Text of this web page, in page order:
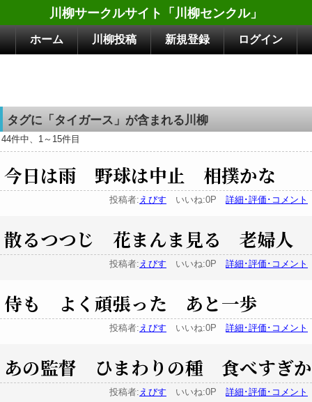
川柳サークルサイト「川柳センクル」
ホーム 川柳投稿 新規登録 ログイン
タグに「タイガース」が含まれる川柳
44件中、1～15件目
今日は雨 野球は中止 相撲かな
投稿者: えびす いいね:0P 詳細･評価･コメント
散るつつじ 花まんま見る 老婦人
投稿者: えびす いいね:0P 詳細･評価･コメント
侍も よく頑張った あと一歩
投稿者: えびす いいね:0P 詳細･評価･コメント
あの監督 ひまわりの種 食べすぎか
投稿者: えびす いいね:0P 詳細･評価･コメント